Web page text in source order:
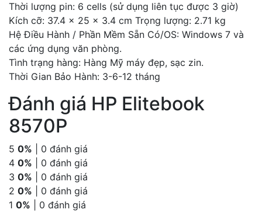
Thời lượng pin: 6 cells (sử dụng liên tục được 3 giờ)
Kích cỡ: 37.4 x 25 x 3.4 cm Trọng lượng: 2.71 kg
Hệ Điều Hành / Phần Mềm Sẵn Có/OS: Windows 7 và
các ứng dụng văn phòng.
Tình trạng hàng: Hàng Mỹ máy đẹp, sạc zin.
Thời Gian Bảo Hành: 3-6-12 tháng
Đánh giá HP Elitebook
8570P
5 0% | 0 đánh giá
4 0% | 0 đánh giá
3 0% | 0 đánh giá
2 0% | 0 đánh giá
1 0% | 0 đánh giá